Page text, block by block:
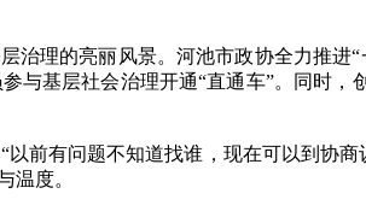
理的亮丽风景。河池市政协全力推进“
基层社会治理开通“直通车”。同时，
有问题不知道找谁，现在可以到协商
温度。